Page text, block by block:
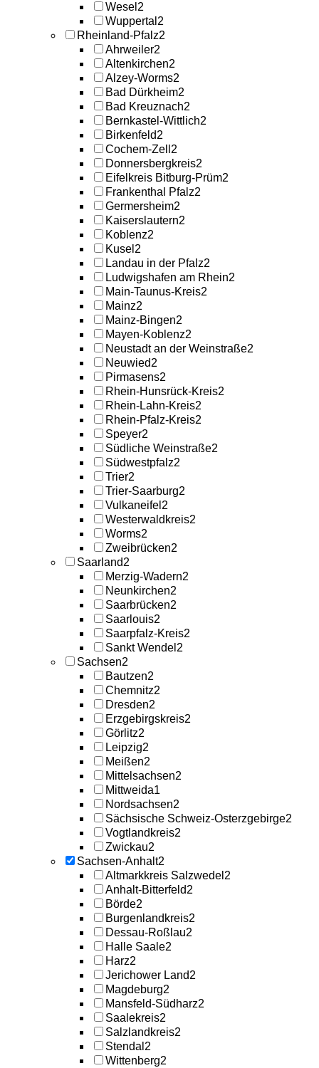
Wesel 2
Wuppertal 2
Rheinland-Pfalz2
Ahrweiler2
Altenkirchen2
Alzey-Worms2
Bad Dürkheim2
Bad Kreuznach2
Bernkastel-Wittlich2
Birkenfeld2
Cochem-Zell 2
Donnersbergkreis2
Eifelkreis Bitburg-Prüm2
Frankenthal Pfalz2
Germersheim2
Kaiserslautern2
Koblenz2
Kusel 2
Landau in der Pfalz2
Ludwigshafen am Rhein2
Main-Taunus-Kreis2
Mainz2
Mainz-Bingen2
Mayen-Koblenz2
Neustadt an der Weinstraße2
Neuwied2
Pirmasens2
Rhein-Hunsrück-Kreis2
Rhein-Lahn-Kreis2
Rhein-Pfalz-Kreis2
Speyer2
Südliche Weinstraße2
Südwestpfalz2
Trier2
Trier-Saarburg2
Vulkaneifel 2
Westerwaldkreis2
Worms2
Zweibrücken2
Saarland2
Merzig-Wadern2
Neunkirchen2
Saarbrücken2
Saarlouis2
Saarpfalz-Kreis2
Sankt Wendel 2
Sachsen2
Bautzen2
Chemnitz2
Dresden2
Erzgebirgskreis2
Görlitz2
Leipzig2
Meißen2
Mittelsachsen2
Mittweida1
Nordsachsen2
Sächsische Schweiz-Osterzgebirge2
Vogtlandkreis2
Zwickau2
Sachsen-Anhalt2
Altmarkkreis Salzwedel 2
Anhalt-Bitterfeld2
Börde2
Burgenlandkreis2
Dessau-Roßlau2
Halle Saale2
Harz2
Jerichower Land2
Magdeburg2
Mansfeld-Südharz2
Saalekreis2
Salzlandkreis2
Stendal 2
Wittenberg2